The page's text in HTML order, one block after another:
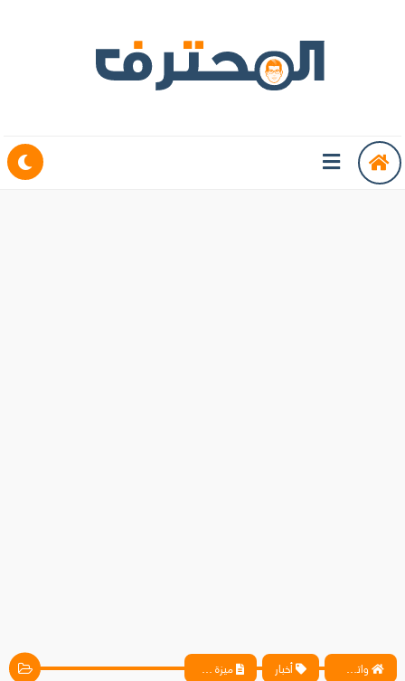
واتس آب ، فيسبوك ، أنترنت ، شروحات تقنية حصرية - المحترف أخبار ميزة جديدة قد تدشن حضورها في iPhone 13